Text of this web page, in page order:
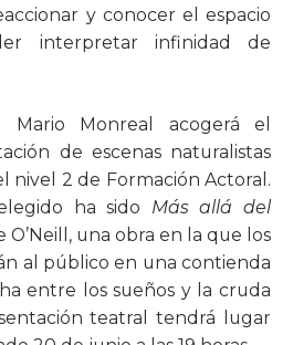
y conocer el espacio
interpretar infinidad de
Monreal acogerá el
de escenas naturalistas
nivel 2 de Formación Actoral.
ha sido Más allá del
O’Neill, una obra en la que los
al público en una contienda
entre los sueños y la cruda
teatral tendrá lugar